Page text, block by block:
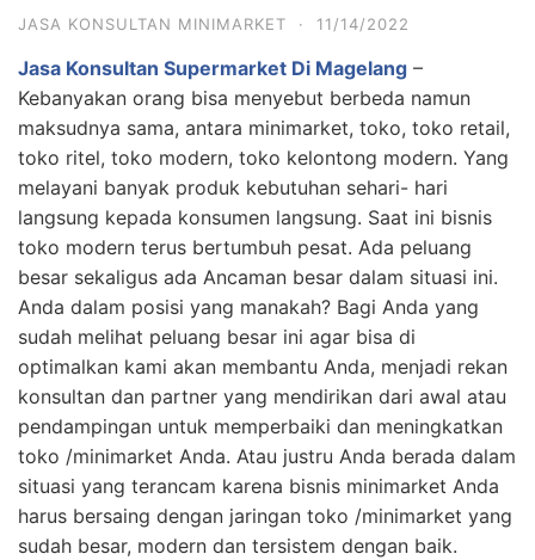
JASA KONSULTAN MINIMARKET · 11/14/2022
Jasa Konsultan Supermarket Di Magelang –
Kebanyakan orang bisa menyebut berbeda namun
maksudnya sama, antara minimarket, toko, toko retail,
toko ritel, toko modern, toko kelontong modern. Yang
melayani banyak produk kebutuhan sehari- hari
langsung kepada konsumen langsung. Saat ini bisnis
toko modern terus bertumbuh pesat. Ada peluang
besar sekaligus ada Ancaman besar dalam situasi ini.
Anda dalam posisi yang manakah? Bagi Anda yang
sudah melihat peluang besar ini agar bisa di
optimalkan kami akan membantu Anda, menjadi rekan
konsultan dan partner yang mendirikan dari awal atau
pendampingan untuk memperbaiki dan meningkatkan
toko /minimarket Anda. Atau justru Anda berada dalam
situasi yang terancam karena bisnis minimarket Anda
harus bersaing dengan jaringan toko /minimarket yang
sudah besar, modern dan tersistem dengan baik.